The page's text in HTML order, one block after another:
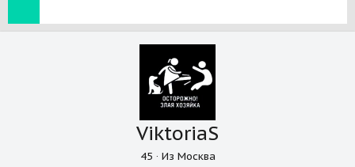
ViktoriaS
45 · Из Москва